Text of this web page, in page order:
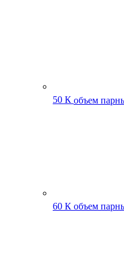
50 К объем
60 К объем